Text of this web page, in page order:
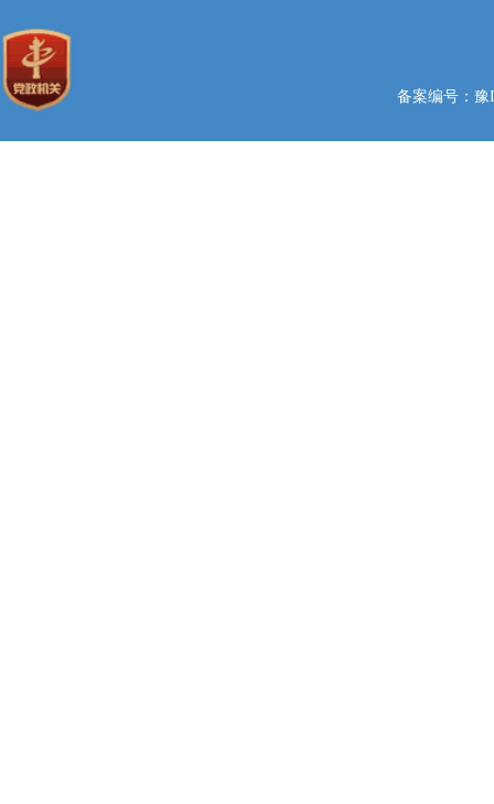
备案编号：豫